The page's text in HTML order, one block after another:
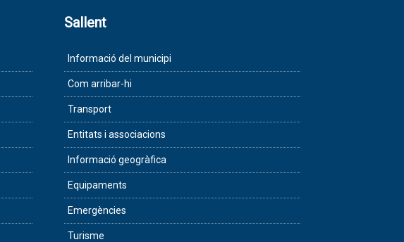
Sallent
Informació del municipi
Com arribar-hi
Transport
Entitats i associacions
Informació geogràfica
Equipaments
Emergències
Turisme